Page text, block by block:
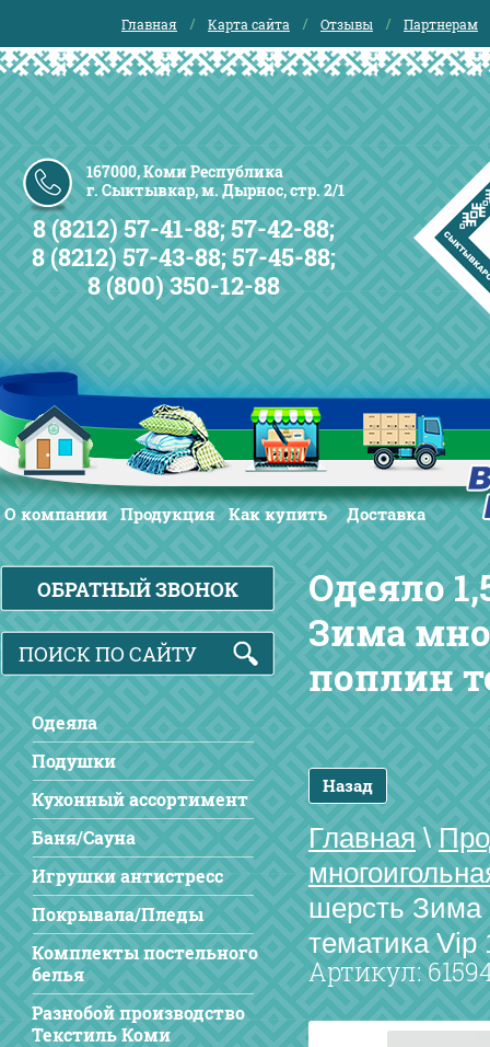
Главная Карта сайта Отзывы Партнерам
167000, Коми Республика
г. Сыктывкар, м. Дырнос, стр. 2/1
8 (8212) 57-41-88; 57-42-88;
8 (8212) 57-43-88; 57-45-88;
8 (800) 350-12-88
О компании Продукция Как купить Доставка
Одеяло
Зима
поплин
Назад
Главная\
шерсть Зима
тематика Vip
Артикул:
ОБРАТНЫЙ ЗВОНОК
Одеяла
Подушки
Кухонный ассортимент
Баня/Сауна
Игрушки антистресс
Покрывала/Пледы
Комплекты постельного
белья
Разнобой производство
Текстиль Коми